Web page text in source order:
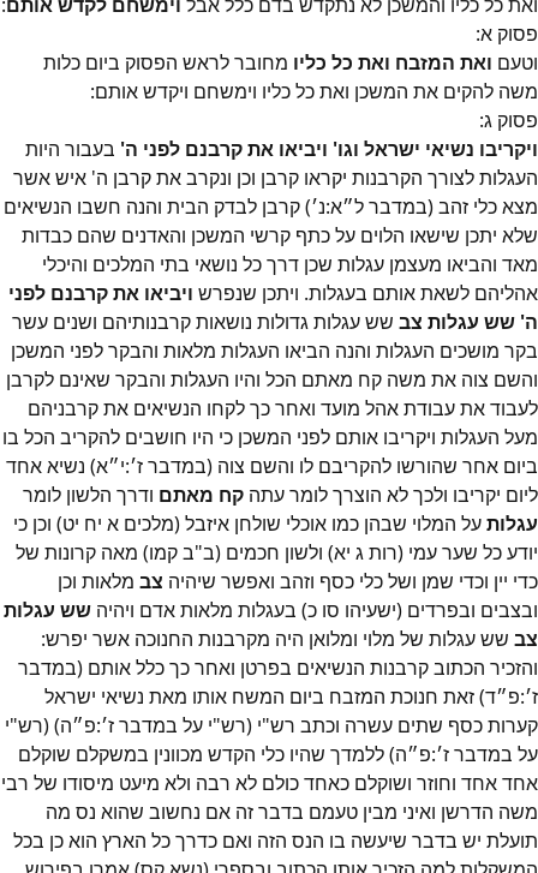
פסוק א:
וטעם ואת המזבח ואת כל כליו מחובר לראש הפסוק ביום כלות
משה להקים את המשכן ואת כל כליו וימשחם ויקדש אותם:
פסוק ג:
ויקריבו נשיאי ישראל וגו' ויביאו את קרבנם לפני ה' בעבור היות
העגלות לצורך הקרבנות יקראו קרבן וכן ונקרב את קרבן ה' איש אשר
מצא כלי זהב (במדבר ל״א:נ׳) קרבן לבדק הבית והנה חשבו הנשיאים
שלא יתכן שישאו הלוים על כתף קרשי המשכן והאדנים שהם כבדות
מאד והביאו מעצמן עגלות שכן דרך כל נושאי בתי המלכים והיכלי
אהליהם לשאת אותם בעגלות. ויתכן שנפרש ויביאו את קרבנם לפני
ה' שש עגלות צב שש עגלות גדולות נושאות קרבנותיהם ושנים עשר
בקר מושכים העגלות והנה הביאו העגלות מלאות והבקר לפני המשכן
והשם צוה את משה קח מאתם הכל והיו העגלות והבקר שאינם לקרבן
לעבוד את עבודת אהל מועד ואחר כך לקחו הנשיאים את קרבניהם
מעל העגלות ויקריבו אותם לפני המשכן כי היו חושבים להקריב הכל בו
ביום אחר שהורשו להקריבם לו והשם צוה (במדבר ז׳:י״א) נשיא אחד
ליום יקריבו ולכך לא הוצרך לומר עתה קח מאתם ודרך הלשון לומר
עגלותעל המלוי שבהן כמו אוכלי שולחן איזבל (מלכים א יח יט) וכן כי
יודע כל שער עמי (רות ג יא) ולשון חכמים (ב"ב קמו) מאה קרונות של
כדי יין וכדי שמן ושל כלי כסף וזהב ואפשר שיהיה צב מלאות וכן
ובצבים ובפרדים (ישעיהו סו כ) בעגלות מלאות אדם ויהיה שש עגלות
צב שש עגלות של מלוי ומלואן היה מקרבנות החנוכה אשר יפרש:
והזכיר הכתוב קרבנות הנשיאים בפרטן ואחר כך כלל אותם (במדבר
ז׳:פ״ד) זאת חנוכת המזבח ביום המשח אותו מאת נשיאי ישראל
קערות כסף שתים עשרה וכתב רש"י (רש"י על במדבר ז׳:פ״ה) (רש"י
על במדבר ז׳:פ״ה) ללמדך שהיו כלי הקדש מכוונין במשקלם שוקלם
אחד אחד וחוזר ושוקלם כאחד כולם לא רבה ולא מיעט מיסודו של רבי
משה הדרשן ואיני מבין טעמם בדבר זה אם נחשוב שהוא נס מה
תועלת יש בדבר שיעשה בו הנס הזה ואם כדרך כל הארץ הוא כן בכל